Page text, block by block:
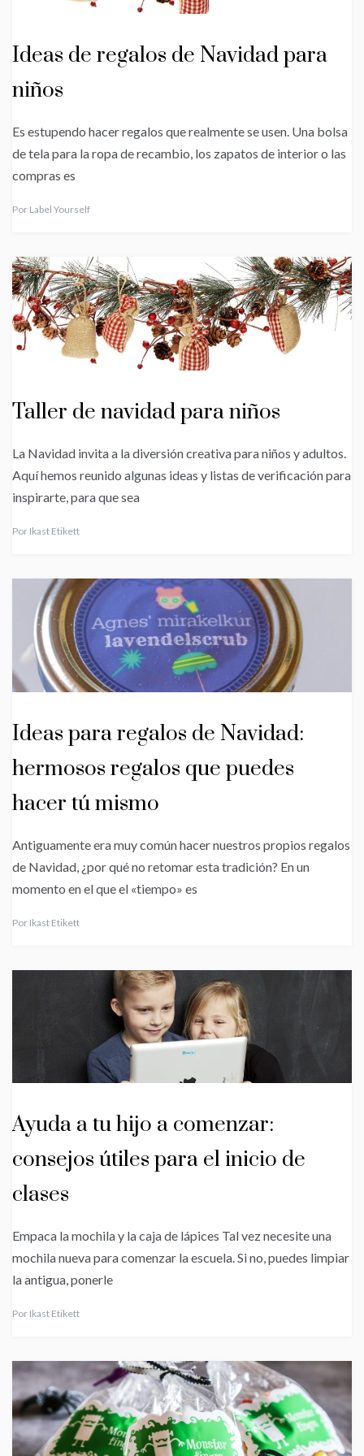
Ideas de regalos de Navidad para
niños
Es estupendo hacer regalos que realmente se usen. Una bolsa
de tela para la ropa de recambio, los zapatos de interior o las
compras es
Por Label Yourself
Taller de navidad para niños
La Navidad invita a la diversión creativa para niños y adultos.
Aquí hemos reunido algunas ideas y listas de verificación para
inspirarte, para que sea
Por Ikast Etikett
Ideas para regalos de Navidad:
hermosos regalos que puedes
hacer tú mismo
Antiguamente era muy común hacer nuestros propios regalos
de Navidad, ¿por qué no retomar esta tradición? En un
momento en el que el «tiempo» es
Por Ikast Etikett
Ayuda a tu hijo a comenzar:
consejos útiles para el inicio de
clases
Empaca la mochila y la caja de lápices Tal vez necesite una
mochila nueva para comenzar la escuela. Si no, puedes limpiar
la antigua, ponerle
Por Ikast Etikett